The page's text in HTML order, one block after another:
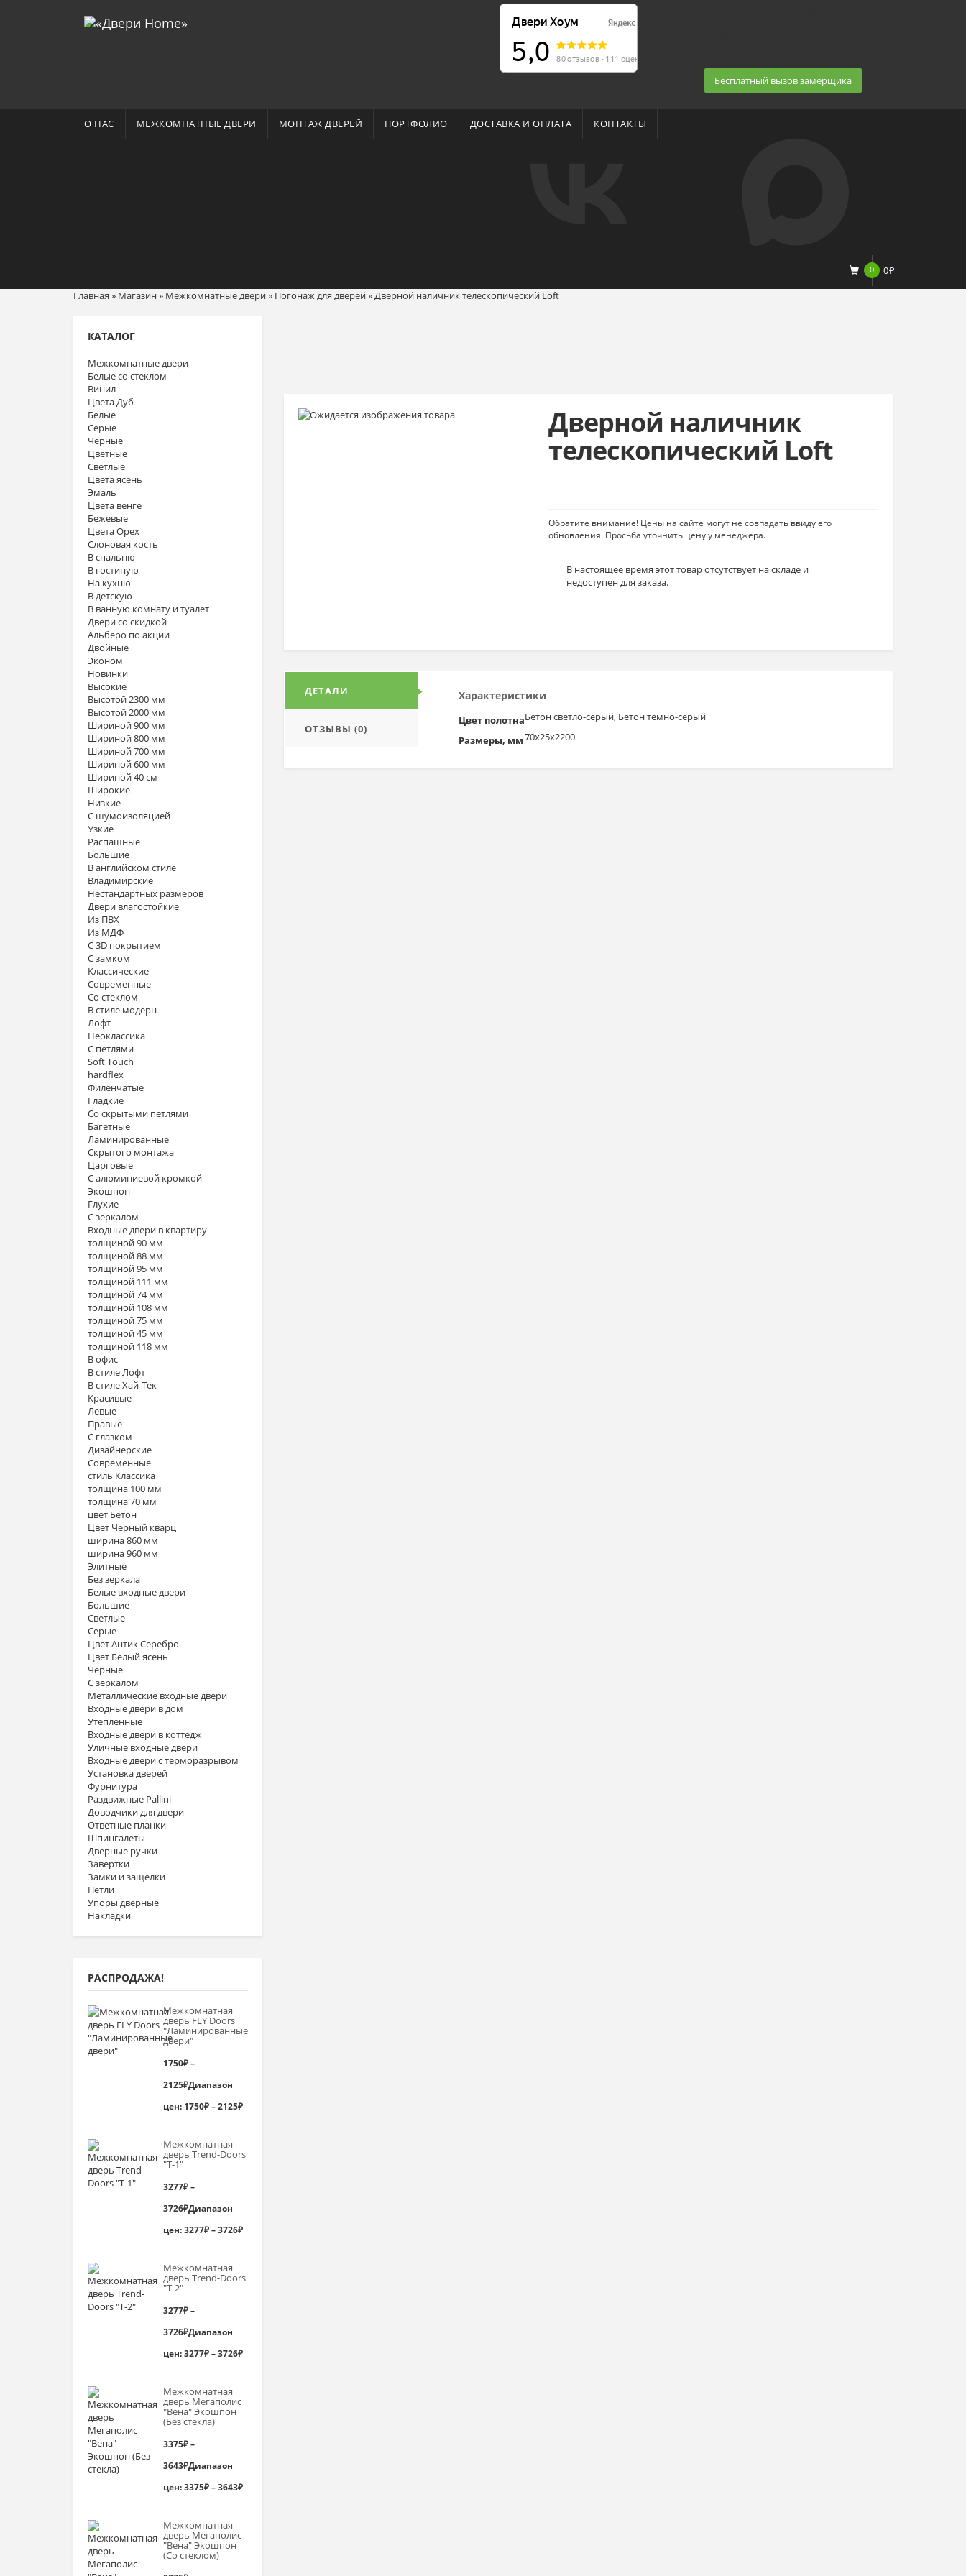
Бесплатный вызов замерщика
О НАС МЕЖКОМНАТНЫЕ ДВЕРИ МОНТАЖ ДВЕРЕЙ ПОРТФОЛИО ДОСТАВКА И ОПЛАТА КОНТАКТЫ
0 0₽
Главная » Магазин» Межкомнатные двери» Погонаж для дверей»Дверной наличник телескопический Loft
КАТАЛОГ
Межкомнатные двери
Белые со стеклом
Винил
Цвета Дуб
Белые
Серые
Черные
Цветные
Светлые
Цвета ясень
Эмаль
Цвета венге
Бежевые
Цвета Орех
Слоновая кость
В спальню
В гостиную
На кухню
В детскую
В ванную комнату и туалет
Двери со скидкой
Альберо по акции
Двойные
Эконом
Новинки
Высокие
Высотой 2300 мм
Высотой 2000 мм
Шириной 900 мм
Шириной 800 мм
Шириной 700 мм
Шириной 600 мм
Шириной 40 см
Широкие
Низкие
С шумоизоляцией
Узкие
Распашные
Большие
В английском стиле
Владимирские
Нестандартных размеров
Двери влагостойкие
Из ПВХ
Из МДФ
С 3D покрытием
С замком
Классические
Современные
Со стеклом
В стиле модерн
Лофт
Неоклассика
С петлями
Soft Touch
hardflex
Филенчатые
Гладкие
Со скрытыми петлями
Багетные
Ламинированные
Скрытого монтажа
Царговые
С алюминиевой кромкой
Экошпон
Глухие
С зеркалом
Входные двери в квартиру
толщиной 90 мм
толщиной 88 мм
толщиной 95 мм
толщиной 111 мм
толщиной 74 мм
толщиной 108 мм
толщиной 75 мм
толщиной 45 мм
толщиной 118 мм
В офис
В стиле Лофт
В стиле Хай-Тек
Красивые
Левые
Правые
С глазком
Дизайнерские
Современные
стиль Классика
толщина 100 мм
толщина 70 мм
цвет Бетон
Цвет Черный кварц
ширина 860 мм
ширина 960 мм
Элитные
Без зеркала
Белые входные двери
Большие
Светлые
Серые
Цвет Антик Серебро
Цвет Белый ясень
Черные
С зеркалом
Металлические входные двери
Входные двери в дом
Утепленные
Входные двери в коттедж
Уличные входные двери
Входные двери с терморазрывом
Установка дверей
Фурнитура
Раздвижные Pallini
Доводчики для двери
Ответные планки
Шпингалеты
Дверные ручки
Завертки
Замки и защелки
Петли
Упоры дверные
Накладки
РАСПРОДАЖА!
Межкомнатная
дверь FLY Doors
"Ламинированные
двери"
1750₽–
2125₽Диапазон
цен: 1750₽ – 2125₽
Межкомнатная
дверь Trend-Doоrs
"Т-1"
3277₽–
3726₽Диапазон
цен: 3277₽ – 3726₽
Межкомнатная
дверь Trend-Doоrs
"Т-2"
3277₽–
3726₽Диапазон
цен: 3277₽ – 3726₽
Межкомнатная
дверь Мегаполис
"Вена" Экошпон
(Без стекла)
3375₽–
3643₽Диапазон
цен: 3375₽ – 3643₽
Межкомнатная
дверь Мегаполис
"Вена" Экошпон
(Со стеклом)
Дверной наличник
телескопический Loft
Обратите внимание! Цены на сайте могут не совпадать ввиду его
обновления. Просьба уточнить цену у менеджера.
В настоящее время этот товар отсутствует на складе и
недоступен для заказа.
ДЕТАЛИ
ОТЗЫВЫ (0)
Характеристики
Цвет полотнаБетон светло-серый, Бетон темно-серый
Размеры, мм70х25х2200